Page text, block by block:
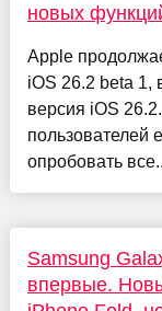
новых
Apple
iOS 26.2 beta 1,
версия iOS
пользователей
опробовать
Samsung
впервые.